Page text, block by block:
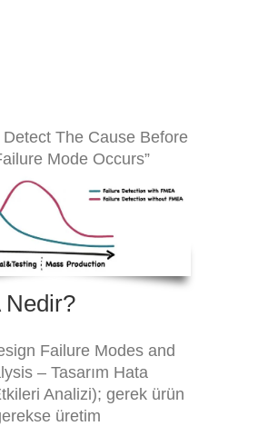
Detect The Cause Before
Mode Occurs”
Nedir?
Failure Modes and
– Tasarım Hata
Analizi); gerek ürün
üretim